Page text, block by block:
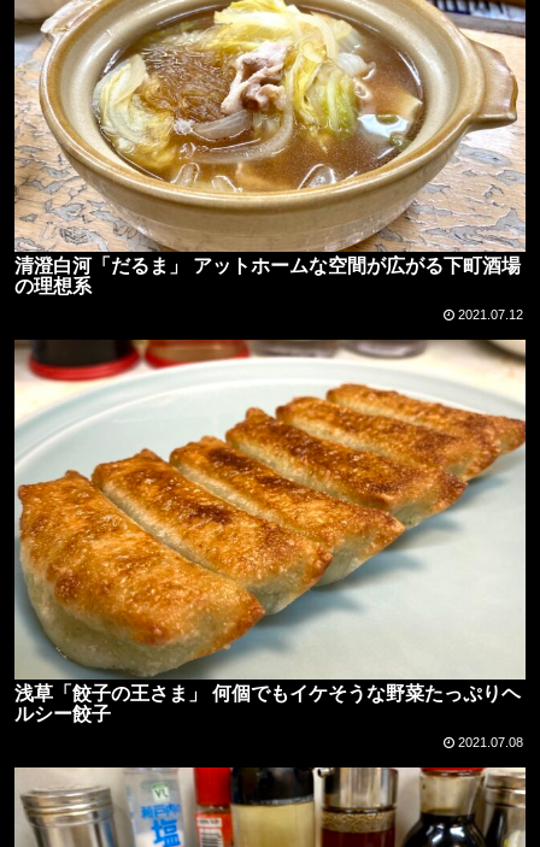
清澄白河「だるま」 アットホームな空間が広がる下町酒場
の理想系
2021.07.12
浅草「餃子の王さま」 何個でもイケそうな野菜たっぷりヘ
ルシー餃子
2021.07.08